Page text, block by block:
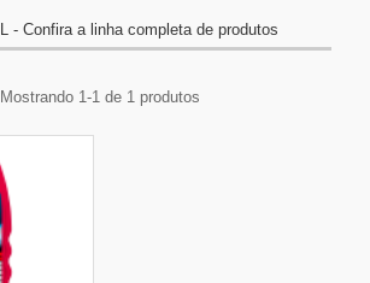
Mostrando 1-1 de 1 produtos